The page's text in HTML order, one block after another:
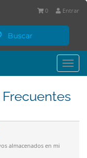
Entrar
0
almacenados en mi